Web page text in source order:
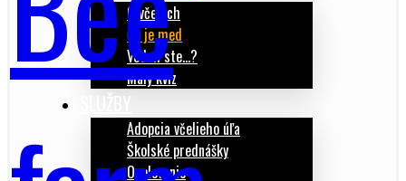
O včelách
Čo je med
Vedeli ste…?
Malý kvíz
SLUŽBY
Adopcia včelieho úľa
Školské prednášky
Opelovanie